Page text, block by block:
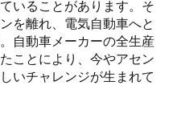
いることがあります。そ
を離れ、電気自動車へと
自動車メーカーの全生産
ことにより、今やアセン
いチャレンジが生まれて